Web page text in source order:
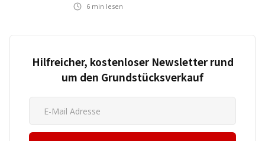
6 min lesen
Hilfreicher, kostenloser Newsletter rund
um den Grundstücksverkauf